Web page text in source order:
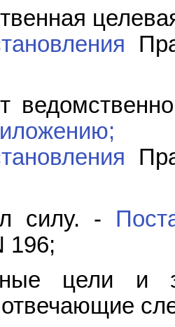
силу. -
196;
цели и